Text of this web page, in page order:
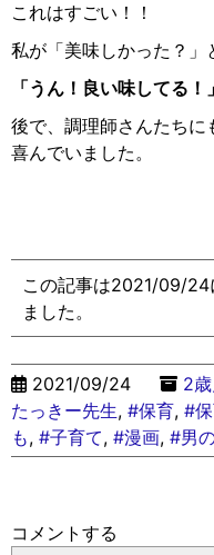
これはすごい！！
私が「美味しかった？
「うん！良い味してる！」
後で、調理師さんたちに
喜んでいました。
この記事は2021/09/24
ました。
2021/09/24 2
たっきー先生, #保育, #
も, #子育て, #漫画, #男
コメントする